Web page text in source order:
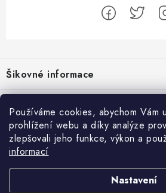
Používáme cookies, abychom Vám
prohlížení webu a díky analýze
zlepšovali jeho funkce, výkon a
informací
Nastavení
á
p
a
Šikovné informace
Ceník dopravy
Moje objednávka
Jak vyměnit nebo vrátit zboží
Jak reklamovat
Běžecké zajímavosti
Proč jít běhat právě o víkendu?
Bolest holeně nemusí znamenat zánět
Jak běhat s rychlejším parťákem
Přijímáme online platby
Facebook